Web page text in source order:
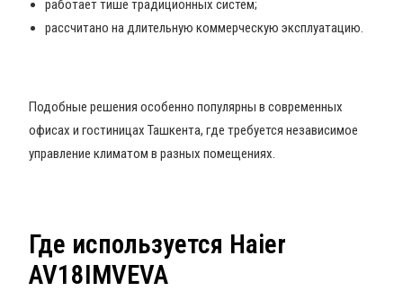
работает тише традиционных систем;
рассчитано на длительную коммерческую эксплуатацию.
Подобные решения особенно популярны в современных
офисах и гостиницах Ташкента, где требуется независимое
управление климатом в разных помещениях.
Где используется Haier
AV18IMVEVA